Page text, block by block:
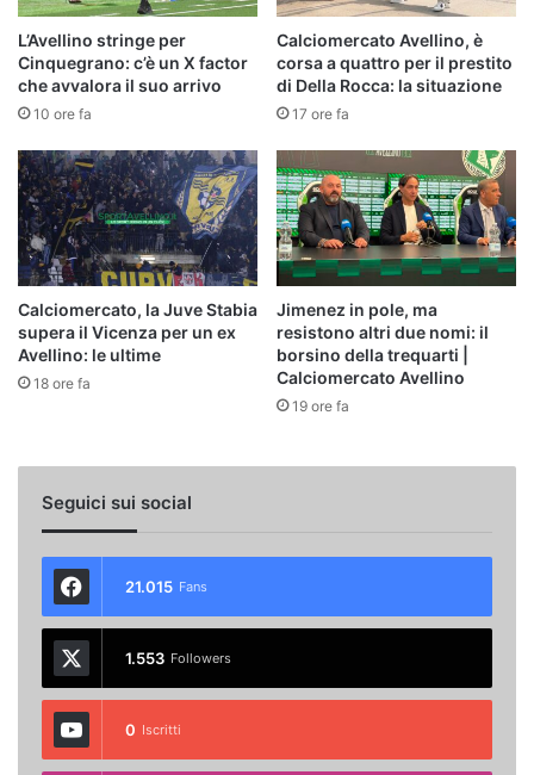
L’Avellino stringe per
Cinquegrano: c’è un X factor
che avvalora il suo arrivo
10 ore fa
Calciomercato Avellino, è
corsa a quattro per il prestito
di Della Rocca: la situazione
17 ore fa
Calciomercato, la Juve Stabia
supera il Vicenza per un ex
Avellino: le ultime
18 ore fa
Jimenez in pole, ma
resistono altri due nomi: il
borsino della trequarti |
Calciomercato Avellino
19 ore fa
Seguici sui social
21.015 Fans
1.553 Followers
0 Iscritti